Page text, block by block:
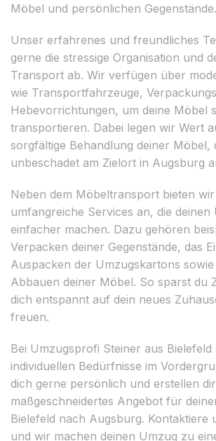
Möbel und persönlichen Gegenstände.
Unser erfahrenes und freundliches
gerne die stressige Organisation und
Transport ab. Wir verfügen über
wie Transportfahrzeuge,
Hebevorrichtungen, um deine Möbel
transportieren. Dabei legen wir Wert
sorgfältige Behandlung deiner Möbel,
unbeschadet am Zielort in Augsburg
Neben dem Möbeltransport bieten
umfangreiche Services an, die deinen
einfacher machen. Dazu gehören
Verpacken deiner Gegenstände, das
Auspacken der Umzugskartons
Abbauen deiner Möbel. So sparst du
dich entspannt auf dein neues
freuen.
Bei Umzugsprofi Steiner aus Bielefeld
individuellen Bedürfnisse im
dich gerne persönlich und erstellen
maßgeschneidertes Angebot für
Bielefeld nach Augsburg. Kontaktiere
und wir machen deinen Umzug zu